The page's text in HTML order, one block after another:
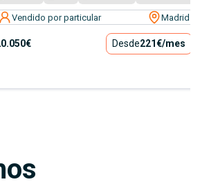
Vendido por particular Madrid
Desde221€/mes